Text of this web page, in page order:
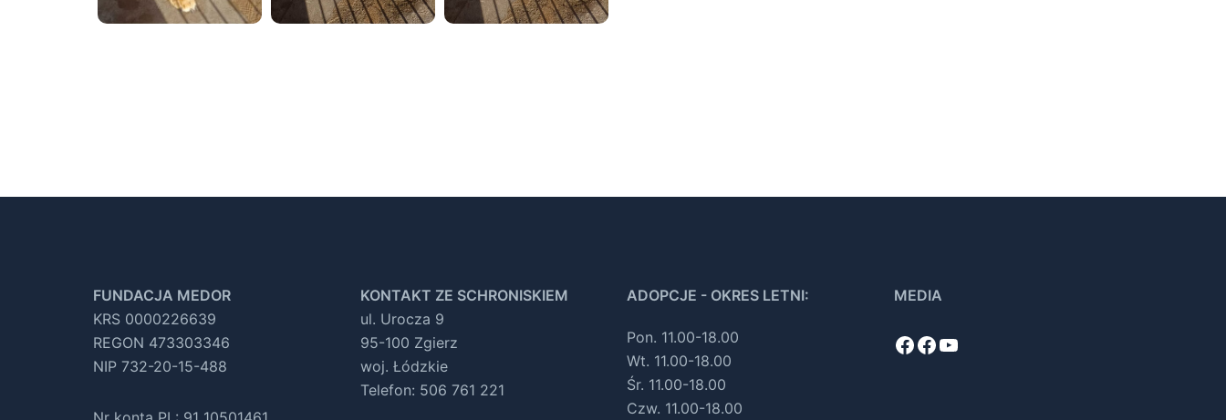
FUNDACJA MEDOR
KRS 0000226639
REGON 473303346
NIP 732-20-15-488
KONTAKT ZE SCHRONISKIEM
ul. Urocza 9
95-100 Zgierz
woj. Łódzkie
Telefon: 506 761 221
ADOPCJE - OKRES LETNI:
Pon. 11.00-18.00
Wt. 11.00-18.00
Śr. 11.00-18.00
Czw. 11.00-18.00
MEDIA
Facebook
Facebook
YouTube